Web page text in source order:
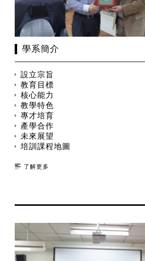
學系簡介
設立宗旨
教育目標
核心能力
教學特色
專才培育
產學合作
未來展望
培訓課程地圖
了解更多